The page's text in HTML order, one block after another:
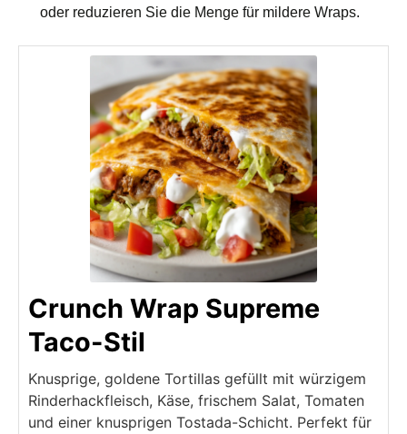
oder reduzieren Sie die Menge für mildere Wraps.
Crunch Wrap Supreme
Taco-Stil
Knusprige, goldene Tortillas gefüllt mit würzigem
Rinderhackfleisch, Käse, frischem Salat, Tomaten
und einer knusprigen Tostada-Schicht. Perfekt für